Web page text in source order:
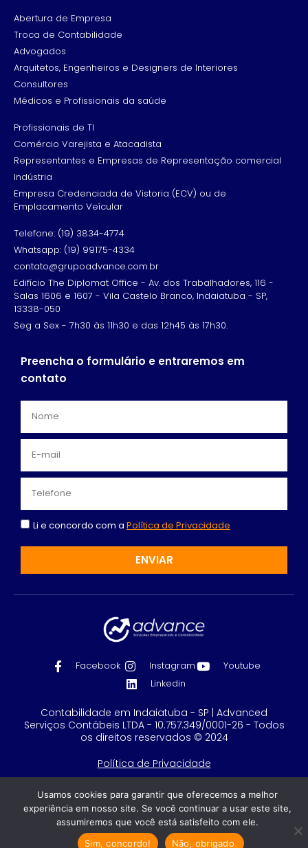
Abertura de Empresa
Troca de Contabilidade
Advogados
Arquitetos, Engenheiros e Designers de Interiores
Consultores
Médicos e Profissionais da saúde
Profissionais de TI
Comércio Varejista e Atacadista
Representantes e Empresas de Representação comercial
Indústria
Empresa Credenciada de Vistoria (ECV) ou de
Emplacamento Veícular
Telefone: (19) 3834-4774
Whatsapp: (19) 99175-4334
contato@grupoadvance.com.br
Edifício The Diplomat Office - Av. dos Trabalhadores, 116 -
Salas 1606 e 1607 - Vila Castelo Branco, Indaiatuba - SP,
13338-050
Seg a Sex - 7h30 às 11h30 e das 12h45 às 17h30.
Preencha o formulário e entraremos em
contato
Li e concordo com a Política de Privacidade
ENVIAR
Facebook Instagram
Youtube
Linkedin
Contabilidade em Indaiatuba - SP | Advanced
Serviços Contábeis LTDA - 10.757.349/0001-26 - Todos
os direitos reservados © 2024
Política de Privacidade
Feito com
por GRUPO DPG
Usamos cookies para garantir que oferecemos a melhor
experiência em nosso site. Se você continuar a usar este site,
assumiremos que você está satisfeito com ele.
Sim, concordo!
Não, obrigado.